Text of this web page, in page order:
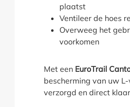
plaatst
Ventileer de hoes
Overweeg het
voorkomen
Met een EuroTrail
bescherming van uw
verzorgd en direct